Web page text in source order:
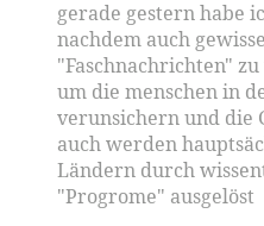
gerade gestern habe
nachdem auch
"Faschnachrichten"
um die menschen in
verunsichern und die
auch werden
Ländern durch
"Progrome" ausgelöst